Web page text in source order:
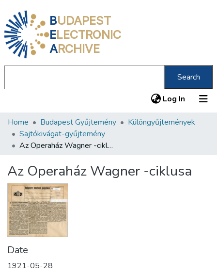
BUDAPEST
ELECTRONIC
ARCHIVE
Search
Log In (current)
Communities & Collections
All of DSpace
About us
Home Budapest Gyűjtemény
Különgyűjtemények
Sajtókivágat-gyűjtemény
Az Operaház Wagner -ciklusa
Az Operaház Wagner -ciklusa
Date
1921-05-28